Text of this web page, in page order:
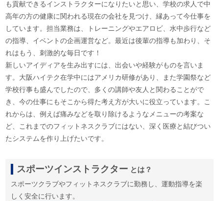
も貢献できるインストラクターになりたいと思い、学校の求人で中
高年の方の健康に関われる現在の会社を見つけ、縁あって今仕事を
しています。担当業務は、トレーニングやエアロビ、水中歩行など
の指導、イベントの企画運営など。最近は後輩の指導も加わり、そ
れはもう、刺激的な毎日です！
新しいアイディアを生み出すには、出会いや経験がものを言いま
す。大阪ハイテク在学中にはアメリカ研修があり、また学園祭など
学校行事も盛んでしたので、多くの講師や友人と関わることがで
き、今の仕事にもそこから得た考え方が大いに役立っています。こ
れからは、例えば痛みなどを取り除けるようなメニューの考案な
ど、これまでのフィットネスクラブにはない、深く医療と結びつい
たシステムを作り上げたいです。
スポーツインストラクター とは？
スポーツクラブやフィットネスクラブに勤務し、運動指導を楽
しく安全に行います。